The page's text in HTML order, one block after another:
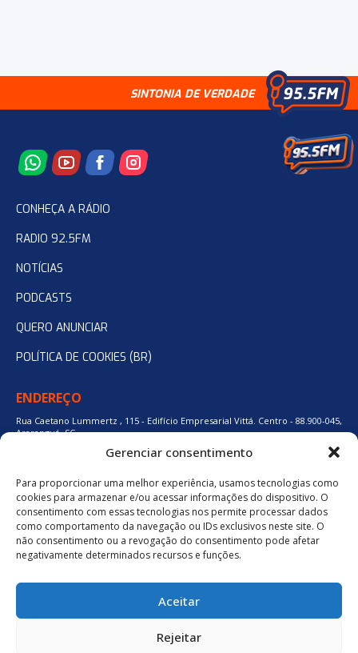
Gerenciar consentimento
Para proporcionar uma melhor experiência, usamos tecnologias como
cookies para armazenar e/ou acessar informações do dispositivo. O
consentimento com essas tecnologias nos permite processar dados
como comportamento da navegação ou IDs exclusivos neste site. O
não consentimento ou a revogação do consentimento pode afetar
negativamente determinados recursos e funções.
Aceitar
Rejeitar
SINTONIA DE VERDADE
CONHEÇA A RÁDIO
RADIO 92.5FM
NOTÍCIAS
PODCASTS
QUERO ANUNCIAR
POLÍTICA DE COOKIES (BR)
ENDEREÇO
Rua Caetano Lummertz , 115 - Edifício Empresarial Vittá. Centro - 88.900-045,
Araranguá, SC.
48 3524-0137
48 9880-84667